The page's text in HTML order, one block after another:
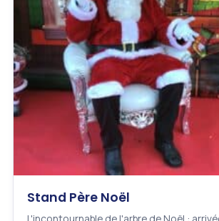
Stand Père Noël